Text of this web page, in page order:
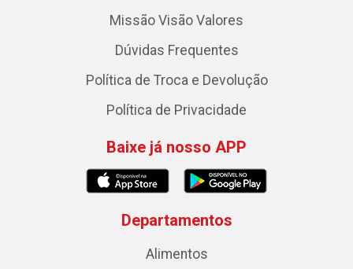
Missão Visão Valores
Dúvidas Frequentes
Política de Troca e Devolução
Política de Privacidade
Baixe já nosso APP
Departamentos
Alimentos